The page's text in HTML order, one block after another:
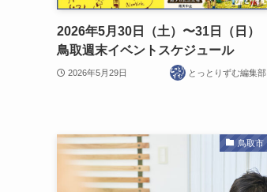
2026年5月30日（土）〜31日（日）
鳥取週末イベントスケジュール
2026年5月29日 とっとりずむ編集部
鳥取市